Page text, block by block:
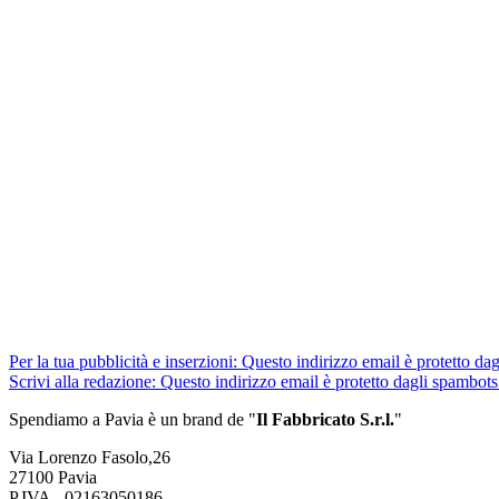
Per la tua pubblicità e inserzioni: Questo indirizzo email è protetto
Scrivi alla redazione: Questo indirizzo email è protetto dagli
Spendiamo a Pavia è un brand de "Il Fabbricato S.r.l."
Via Lorenzo Fasolo,26
27100 Pavia